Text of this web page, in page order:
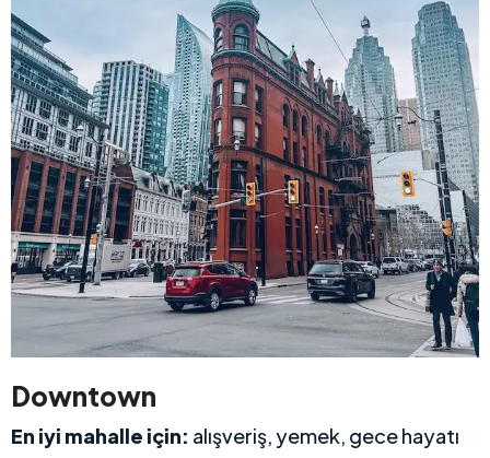
Downtown
En iyi mahalle için: alışveriş, yemek, gece hayatı